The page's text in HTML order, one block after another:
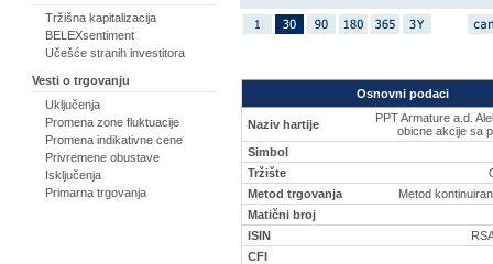
Tržišna kapitalizacija
BELEXsentiment
Učešće stranih investitora
Vesti o trgovanju
Uključenja
Promena zone fluktuacije
Promena indikativne cene
Privremene obustave
Isključenja
Primarna trgovanja
Osnovni podaci
Naziv hartije
PPT Armature a.d.
obicne akcije sa
Simbol
Tržište
Metod trgovanja
Metod
Matični broj
ISIN
CFI